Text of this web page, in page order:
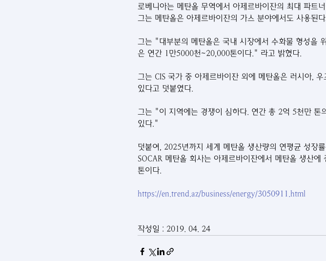
로베니아는 메탄올 무역에서 아제르바이잔의 최대 파트
그는 메탄올은 아제르바이잔의 가스 분야에서도 사용된
그는 "대부분의 메탄올은 국내 시장에서 수화물 형성을
은 연간 1만5000천~20,000톤이다." 라고 밝혔다.
그는 CIS 국가 중 아제르바이잔 외에 메탄올은 러시아,
있다고 덧붙였다.
그는 "이 지역에는 경쟁이 심하다. 연간 총 2억 5천만
있다."
덧붙여, 2025년까지 세계 메탄올 생산량의 연평균 성장
SOCAR 메탄올 회사는 아제르바이잔에서 메탄올 생산
톤이다.
https://en.trend.az/business/energy/3050911.html
작성일 : 2019. 04. 24